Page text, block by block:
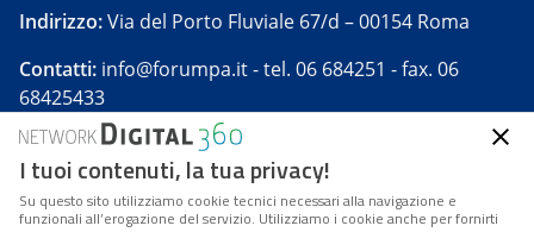
Indirizzo:Via del Porto Fluviale 67/d – 00154 Roma
Contatti: info@forumpa.it- tel. 06 684251 - fax. 06
68425433
Forumpa.itè una pubblicazione telematica iscritta
presso Registro della stampa del Tribunale di Roma -
Reg. n. 182 del 2 maggio 2008 - Direttore resp. Michela
I tuoi contenuti, la tua privacy!
Su questo sito utilizziamo cookie tecnici necessari alla navigazione e
funzionali all’erogazione del servizio. Utilizziamo i cookie anche per fornirti